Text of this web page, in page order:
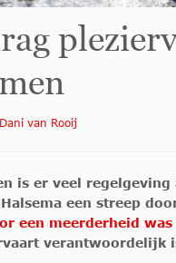
Dani van Rooij
is er veel
een streep
een meerderheid was
verantwoordelijk